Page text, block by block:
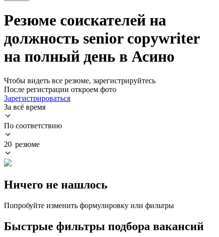
Резюме соискателей на
должность senior copywriter
на полный день в Асино
Чтобы видеть все резюме, зарегистрируйтесь
После регистрации откроем фото
Зарегистрироваться
За всё время
По соответствию
20 резюме
Ничего не нашлось
Попробуйте изменить формулировку или фильтры
Быстрые фильтры подбора вакансий